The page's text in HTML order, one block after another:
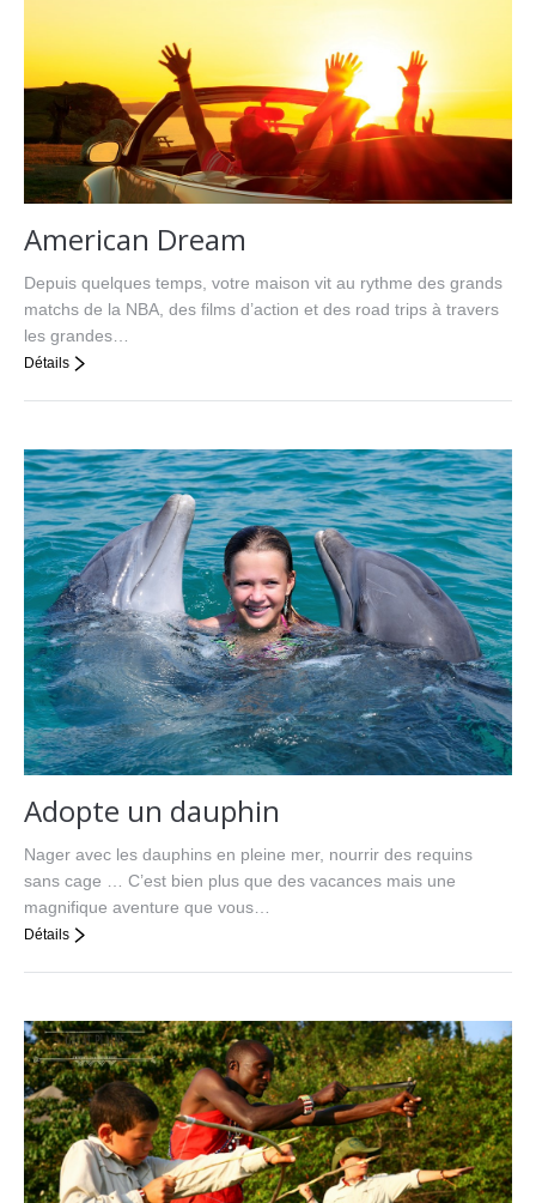
American Dream
Depuis quelques temps, votre maison vit au rythme des grands
matchs de la NBA, des films d’action et des road trips à travers
les grandes…
Détails
Adopte un dauphin
Nager avec les dauphins en pleine mer, nourrir des requins
sans cage … C’est bien plus que des vacances mais une
magnifique aventure que vous…
Détails